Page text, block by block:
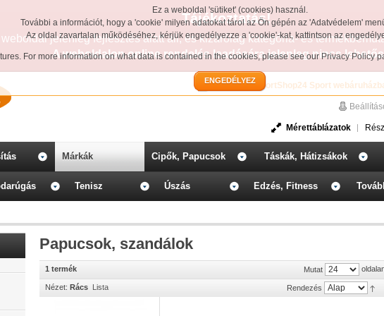
Ez a weboldal 'sütiket' (cookies) használ.
További a információt, hogy a 'cookie' milyen adatokat tárol az Ön gépén az 'Adatvédelem'
Az oldal zavartalan működéséhez, kérjük engedélyezze a 'cookie'-kat, kattintson az
For more information on what data is contained in the cookies, please see ourPrivacy Policy
ENGEDÉLYEZ
Tájékoztatás!
weboldal jelenleg fejlesztés alatt áll, és kizárólag kategória- és
A weboldalon online rendelés leadására jelenleg nincs
Üdvözöljük a SportShop24 Sport
Mérettáblázatok
Márkák Cipők, Papucsok Táskák, Hátizsákok
Tenisz Úszás Edzés, Fitness
Papucsok, szandálok
1 termék Mutat
Nézet: Rács Lista Rendezés